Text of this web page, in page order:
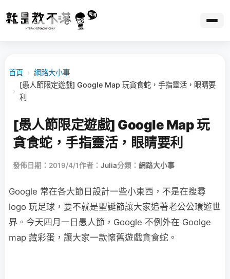
首頁 › 網路大小事
›
[愚人節限定遊戲] Google Map 玩貪食蛇，手指靈活，眼睛要
利
[愚人節限定遊戲] Google Map 玩
貪食蛇，手指靈活，眼睛要利
發佈日期：2019/4/1作者： Julia分類： 網路大小事
Google 常在各大節日設計一些小東西，不是在搜尋
logo 玩足球，要不就是聖誕節讓大家追著老公公環遊世
界。今天四月一日愚人節，Google 不例外在 Goolge
map 藏彩蛋，讓大家一款懷舊遊戲貪食蛇。